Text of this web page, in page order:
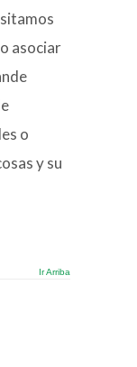
asociar
o
y su
Ir Arriba